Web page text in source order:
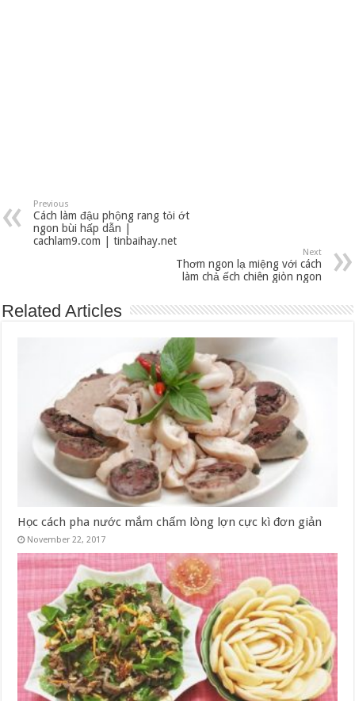
Previous
Cách làm đậu phộng rang tỏi ớt
ngon bùi hấp dẫn |
cachlam9.com | tinbaihay.net
Next
Thơm ngon lạ miệng với cách
làm chả ếch chiên giòn ngon
Related Articles
Học cách pha nước mắm chấm lòng lợn cực kì đơn giản
November 22, 2017